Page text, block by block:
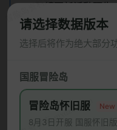
请选择数据版本
选择后将作为绝大部分
国服冒险岛
冒险岛怀旧服 New
8月3日开服 国服怀旧版
四轉更新活動預告
感謝各位冒險家對
正式見面！同時，我
帶來更多豐富的挑戰
我們將持續傾聽玩家
遊戲體驗。